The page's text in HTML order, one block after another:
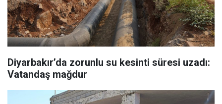
Diyarbakır’da zorunlu su kesinti süresi uzadı:
Vatandaş mağdur